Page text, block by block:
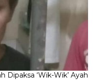
Dipaksa ‘Wik-Wik’ Ayah